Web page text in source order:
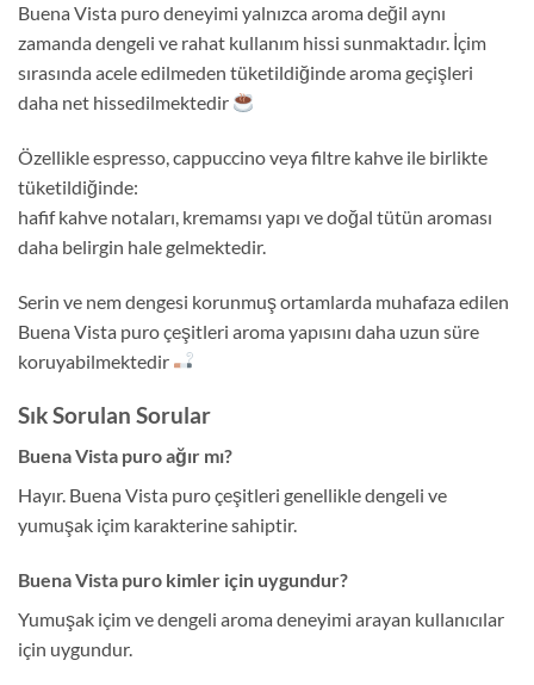
Buena Vista puro deneyimi yalnızca aroma değil aynı
zamanda dengeli ve rahat kullanım hissi sunmaktadır. İçim
sırasında acele edilmeden tüketildiğinde aroma geçişleri
daha net hissedilmektedir
Özellikle espresso, cappuccino veya filtre kahve ile birlikte
tüketildiğinde:
hafif kahve notaları, kremamsı yapı ve doğal tütün aroması
daha belirgin hale gelmektedir.
Serin ve nem dengesi korunmuş ortamlarda muhafaza edilen
Buena Vista puro çeşitleri aroma yapısını daha uzun süre
koruyabilmektedir
Sık Sorulan Sorular
Buena Vista puro ağır mı?
Hayır. Buena Vista puro çeşitleri genellikle dengeli ve
yumuşak içim karakterine sahiptir.
Buena Vista puro kimler için uygundur?
Yumuşak içim ve dengeli aroma deneyimi arayan kullanıcılar
için uygundur.